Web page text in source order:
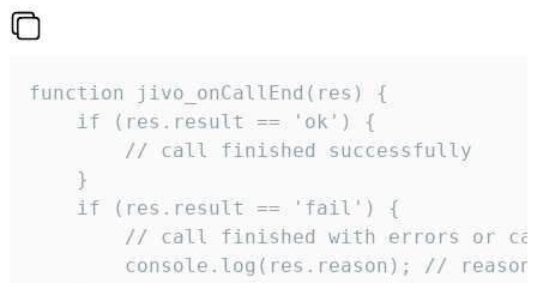
function jivo_onCallEnd(res) {
    if (res.result == 'ok') {
        // call finished successfully
    }
    if (res.result == 'fail') {
// call finished with errors or
console.log(res.reason); //